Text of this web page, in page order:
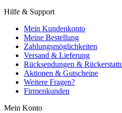
Hilfe & Support
Mein Kundenkonto
Meine Bestellung
Zahlungsmöglichkeiten
Versand & Lieferung
Rücksendungen &
Aktionen & Gutscheine
Weitere Fragen?
Firmenkunden
Mein Konto